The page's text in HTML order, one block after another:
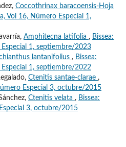
Coccothrinax baracoensis-Hoja
Vol 16, Número Especial 1,
Amphitecna latifolia , Bissea:
Especial 1, septiembre/2023
lantanifolius , Bissea:
Especial 1, septiembre/2022
Ctenitis santae-clarae ,
Especial 3, octubre/2015
Ctenitis velata , Bissea:
3, octubre/2015